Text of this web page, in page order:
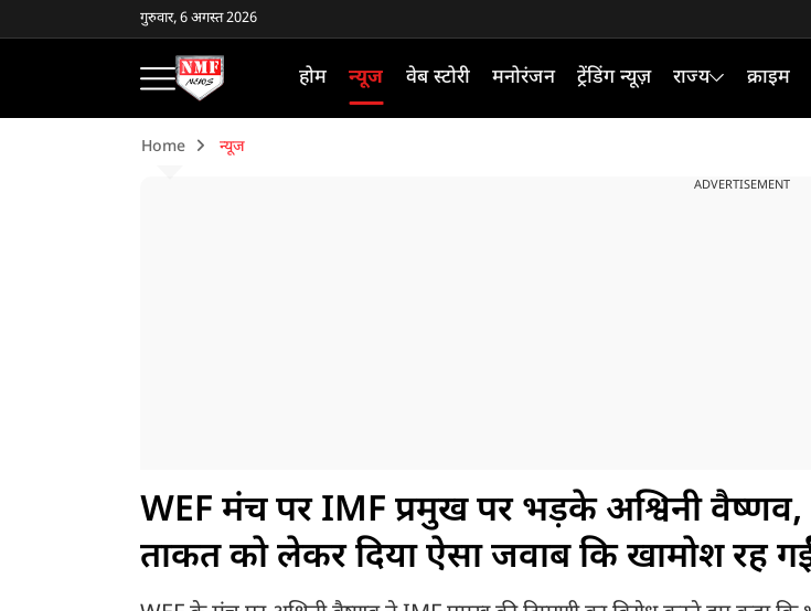
गुरुवार, 6 अगस्त 2026
होम न्यूज वेब स्टोरी मनोरंजन ट्रेंडिंग न्यूज़ राज्य क्राइम
Home न्यूज
ADVERTISEMENT
WEF मंच पर IMF प्रमुख पर भड़के अश्विनी
ताकत को लेकर दिया ऐसा जवाब कि खामोश रह गईं